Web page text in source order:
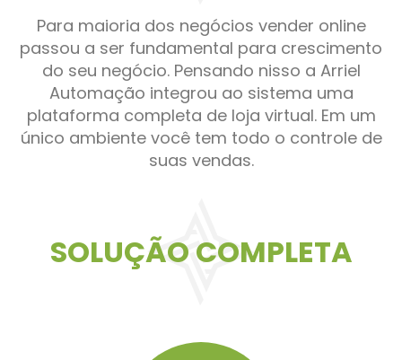
Para maioria dos negócios vender online
passou a ser fundamental para crescimento
do seu negócio. Pensando nisso a Arriel
Automação integrou ao sistema uma
plataforma completa de loja virtual. Em um
único ambiente você tem todo o controle de
suas vendas.
SOLUÇÃO COMPLETA